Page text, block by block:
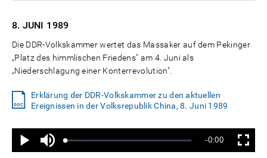
8. JUNI 1989
Die DDR-Volkskammer wertet das Massaker auf dem Pekinger
„Platz des himmlischen Friedens" am 4. Juni als
„Niederschlagung einer Konterrevolution".
Erklärung der DDR-Volkskammer zu den aktuellen
Ereignissen in der Volksrepublik China, 8. Juni 1989
Wiedergabe
Ton
aus
Geladen:
Status:
Verbleibende
-0:00 Vollbild